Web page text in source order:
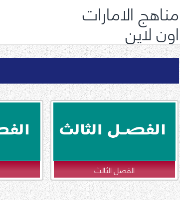
مناهج الامارات
اون لاين
الفصل الثالث